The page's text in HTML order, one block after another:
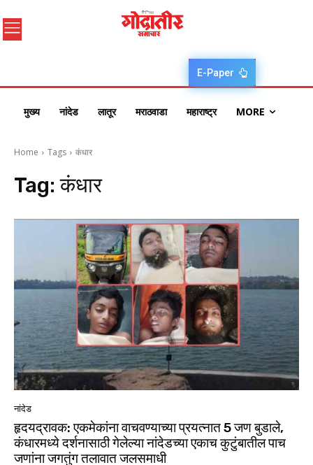
E-Paper
मुख्य नांदेड लातूर मराठवाडा महाराष्ट्र MORE
Home Tags कंधार
Tag:कंधार
नांदेड
हृदयद्रावक: एकमेकांना वाचवण्याच्या प्रयत्नात 5 जण बुडाले,
कंधारमध्ये दर्शनासाठी गेलेल्या नांदेडच्या एकाच कुटुंबातील पाच
जणांना जगतुंग तलावात जलसमाधी